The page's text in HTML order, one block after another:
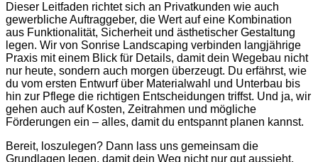
Dieser Leitfaden richtet sich an Privatkunden wie auch
gewerbliche Auftraggeber, die Wert auf eine Kombination
aus Funktionalität, Sicherheit und ästhetischer Gestaltung
legen. Wir von Sonrise Landscaping verbinden langjährige
Praxis mit einem Blick für Details, damit dein Wegebau nicht
nur heute, sondern auch morgen überzeugt. Du erfährst, wie
du vom ersten Entwurf über Materialwahl und Unterbau bis
hin zur Pflege die richtigen Entscheidungen triffst. Und ja, wir
gehen auch auf Kosten, Zeitrahmen und mögliche
Förderungen ein – alles, damit du entspannt planen kannst.
Bereit, loszulegen? Dann lass uns gemeinsam die
Grundlagen legen, damit dein Weg nicht nur gut aussieht,